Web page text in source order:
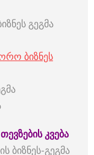
გეგმა
ბიზნეს
თევზებისკვება
ბიზნეს-გეგმა